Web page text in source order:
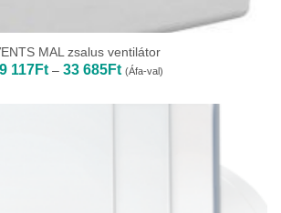
MAL zsalus ventilátor
117Ft – 33 685FtÁrtartomány:
19
-
(Áfa-val)